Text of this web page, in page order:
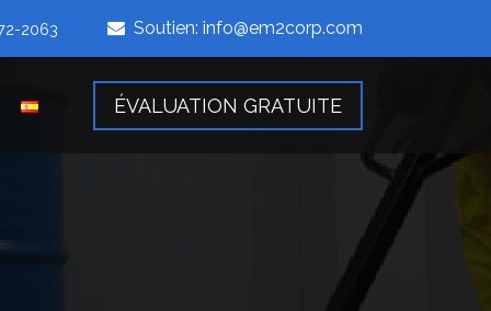
2063 Soutien: info@em2corp.com
ÉVALUATION GRATUITE